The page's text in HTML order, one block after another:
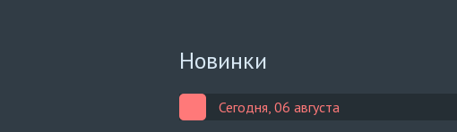
Новинки
Сегодня, 06 августа